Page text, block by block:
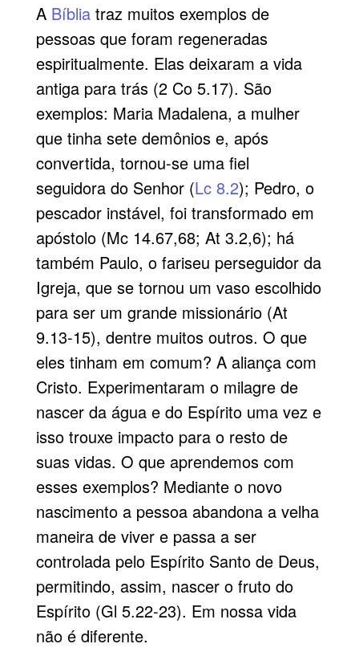
A Bíbliatraz muitos exemplos de
pessoas que foram regeneradas
espiritualmente. Elas deixaram a vida
antiga para trás (2 Co 5.17). São
exemplos: Maria Madalena, a mulher
que tinha sete demônios e, após
convertida, tornou-se uma fiel
seguidora do Senhor (Lc 8.2); Pedro, o
pescador instável, foi transformado em
apóstolo (Mc 14.67,68; At 3.2,6); há
também Paulo, o fariseu perseguidor da
Igreja, que se tornou um vaso escolhido
para ser um grande missionário (At
9.13-15), dentre muitos outros. O que
eles tinham em comum? A aliança com
Cristo. Experimentaram o milagre de
nascer da água e do Espírito uma vez e
isso trouxe impacto para o resto de
suas vidas. O que aprendemos com
esses exemplos? Mediante o novo
nascimento a pessoa abandona a velha
maneira de viver e passa a ser
controlada pelo Espírito Santo de Deus,
permitindo, assim, nascer o fruto do
Espírito (Gl 5.22-23). Em nossa vida
não é diferente.